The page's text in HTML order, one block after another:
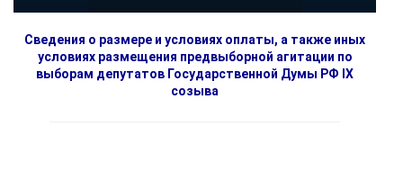
Сведения о размере и условиях оплаты, а также иных
условиях размещения предвыборной агитации по
выборам депутатов Государственной Думы РФ IX
созыва